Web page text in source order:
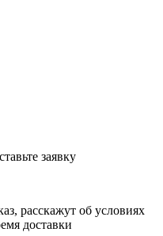
заявку
расскажут об условиях
доставки